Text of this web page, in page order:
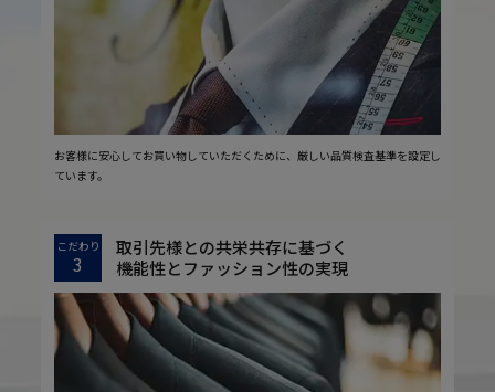
お客様に安心してお買い物していただくために、厳しい品質検査基準を設定し
ています。
こだわり
3
取引先様との共栄共存に基づく
機能性とファッション性の実現